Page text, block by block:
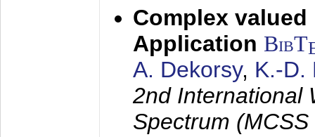
Complex valued
Application BibT
A. Dekorsy, K.-D.
2nd International
Spectrum